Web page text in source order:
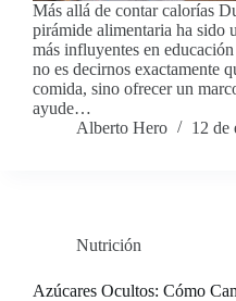
Más allá de contar calorías
pirámide alimentaria ha sido
más influyentes en
no es decirnos exactamente
comida, sino ofrecer un
ayude…
Alberto Hero
12 de
Nutrición
Azúcares Ocultos: Cómo